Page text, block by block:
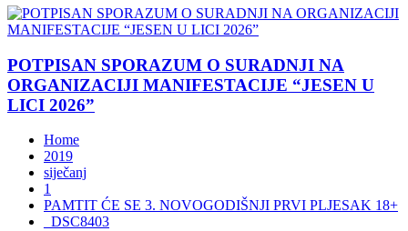
POTPISAN SPORAZUM O SURADNJI NA
ORGANIZACIJI MANIFESTACIJE “JESEN U
LICI 2026”
Home
2019
siječanj
1
PAMTIT ĆE SE 3. NOVOGODIŠNJI PRVI PLJESAK 18+
_DSC8403